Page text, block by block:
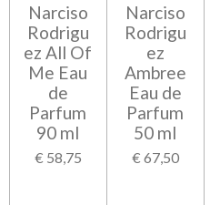
Narciso
Rodrigu
ez All Of
Me Eau
de
Parfum
90 ml
€ 58,75
Narciso
Rodrigu
ez
Ambree
Eau de
Parfum
50 ml
€ 67,50